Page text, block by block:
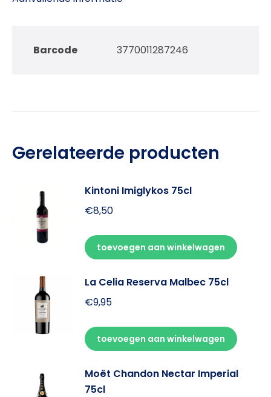
Barcode 3770011287246
Gerelateerde producten
Kintoni Imiglykos 75cl
€8,50
toevoegen aan winkelwagen
La Celia Reserva Malbec 75cl
€9,95
toevoegen aan winkelwagen
Moët Chandon Nectar Imperial
75cl